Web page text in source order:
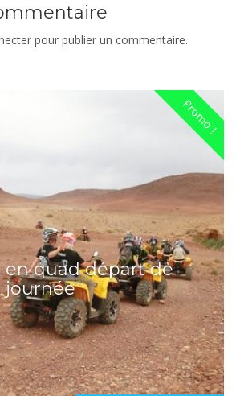
pour publier un commentaire.
Promo !
en quad départ de
journée